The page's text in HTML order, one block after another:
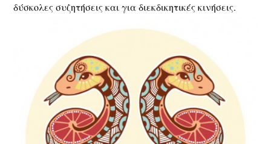
δύσκολες συζητήσεις και για διεκδικητικές κινήσεις.